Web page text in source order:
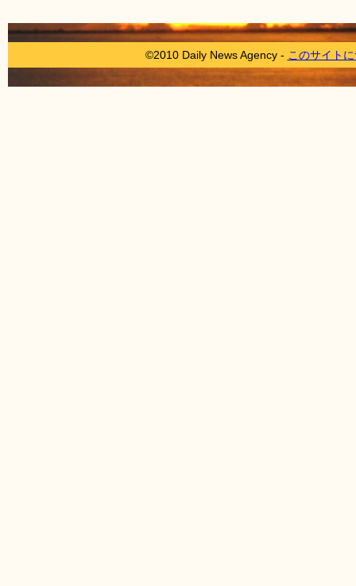
©2010 Daily News Agency - このサイト